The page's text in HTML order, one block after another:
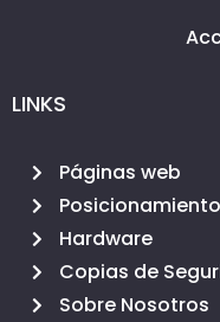
LINKS
Páginas web
Posicionamiento
Hardware
Copias de
Sobre Nosotros